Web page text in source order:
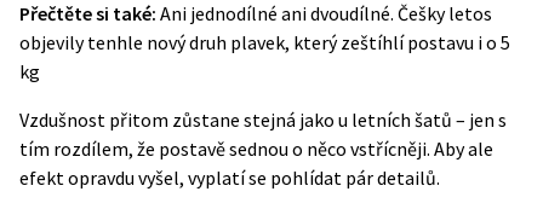
Přečtěte si také: Ani jednodílné ani dvoudílné. Češky letos
objevily tenhle nový druh plavek, který zeštíhlí postavu i o 5
kg
Vzdušnost přitom zůstane stejná jako u letních šatů – jen s
tím rozdílem, že postavě sednou o něco vstřícněji. Aby ale
efekt opravdu vyšel, vyplatí se pohlídat pár detailů.